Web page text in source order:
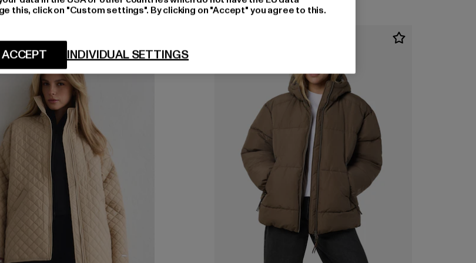
this, click on "Custom settings". By clicking on "Accept" you agree to this.
INDIVIDUAL SETTINGS
ACCEPT